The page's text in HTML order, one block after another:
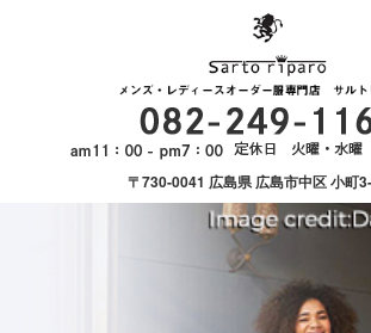
〒730-0041 広島県 広島市中区 小町